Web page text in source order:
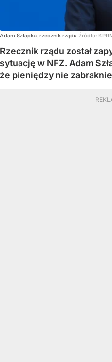
Adam Szłapka, rzecznik rządu Źródło:
Rzecznik rządu został
sytuację w NFZ. Adam
że pieniędzy nie